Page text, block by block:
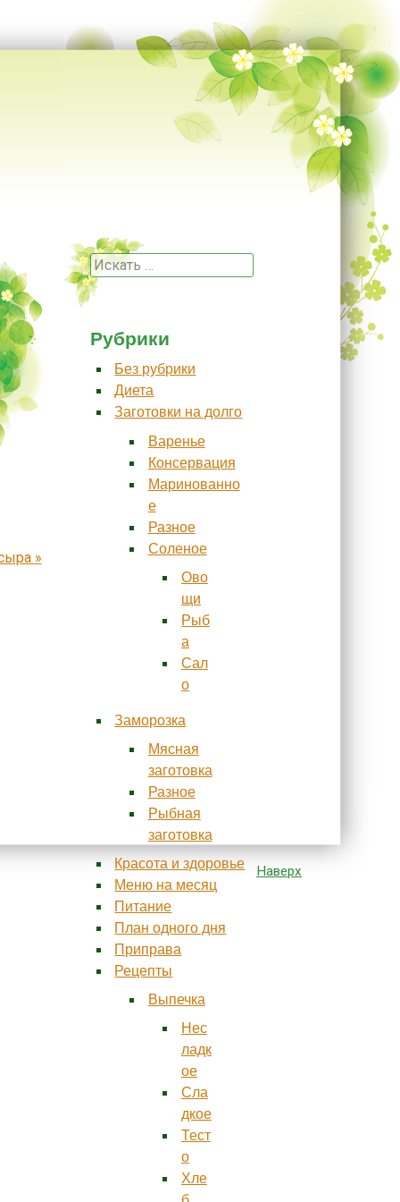
»
Поиск
Рубрики
Без рубрики
Диета
Заготовки на долго
Варенье
Консервация
Маринованно
е
Разное
Соленое
Ово
щи
Рыб
а
Сал
о
Заморозка
Мясная
заготовка
Разное
Рыбная
заготовка
Красота и здоровье
Меню на месяц
Питание
План одного дня
Приправа
Рецепты
Выпечка
Нес
ладк
ое
Сла
дкое
Тест
о
Хле
Наверх